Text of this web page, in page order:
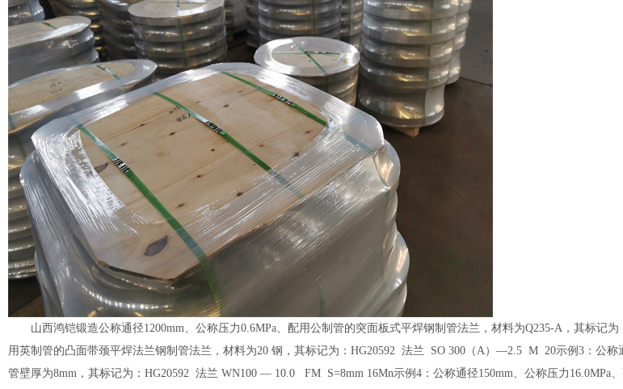
山西鸿铠锻造公称通径1200mm、公称压力0.6MPa、配用公制管的突面板式平焊钢制管法兰，材料为Q235-A，其标
用英制管的凸面带颈平焊法兰钢制管法兰，材料为20 钢，其标记为：HG20592 法兰 SO 300（A）—2.5 M 20示例3：公
管壁厚为8mm，其标记为：HG20592 法兰 WN100 — 10.0 FM S=8mm 16Mn示例4：公称通径150mm、公称压力16.0MPa